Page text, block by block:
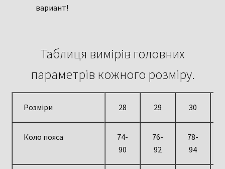
вариант!
Таблиця вимірів головних
параметрів кожного розміру.
Розміри 28 29 30
Коло пояса
74-
90
76-
92
78-
94